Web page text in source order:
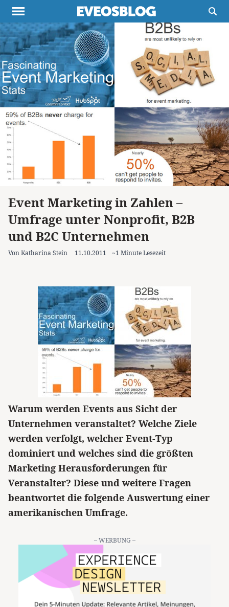
Themen Projekte
Inspiration
Destinationen
Über uns
Werbung
Buchtipps
Newsletter
Event Marketing in Zahlen –
Umfrage unter Nonprofit, B2B
und B2C Unternehmen
Von Katharina Stein 11.10.2011 ~1 Minute Lesezeit
Warum werden Events aus Sicht der
Unternehmen veranstaltet? Welche Ziele
werden verfolgt, welcher Event-Typ
dominiert und welches sind die größten
Marketing Herausforderungen für
Veranstalter? Diese und weitere Fragen
beantwortet die folgende Auswertung einer
amerikanischen Umfrage.
– WERBUNG –